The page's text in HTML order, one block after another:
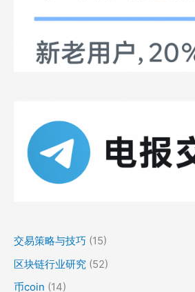
交易策略与技巧 (15)
区块链行业研究 (52)
币coin (14)